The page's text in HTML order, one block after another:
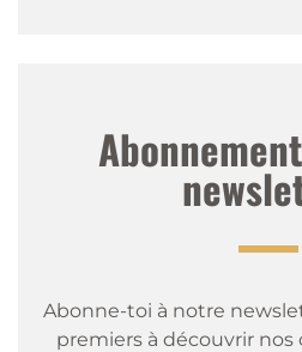
Abonne-toi à notre
premiers à découvrir nos